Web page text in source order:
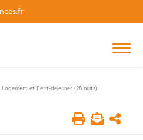
Logement et Petit-déjeuner (28 nuits)